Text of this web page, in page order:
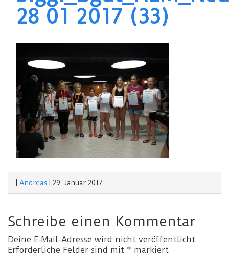
28 01 2017 (33)
Andreas 29. Januar 2017
Schreibe einen Kommentar
Deine E-Mail-Adresse wird nicht veröffentlicht.
Erforderliche Felder sind mit * markiert